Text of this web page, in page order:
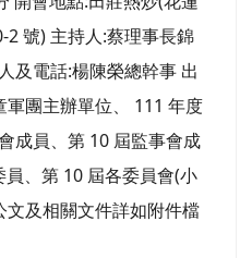
號) 主持人:蔡理事長錦
及電話:楊陳榮總幹事 出
團主辦單位、 111 年度
成員、第 10 屆監事會成
員、第 10 屆各委員會(小
及相關文件詳如附件檔